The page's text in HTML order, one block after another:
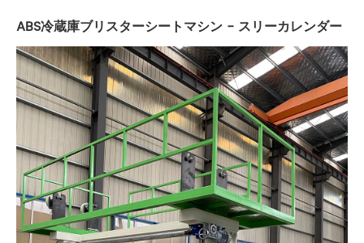
ABS冷蔵庫ブリスターシートマシン - スリーカレンダー